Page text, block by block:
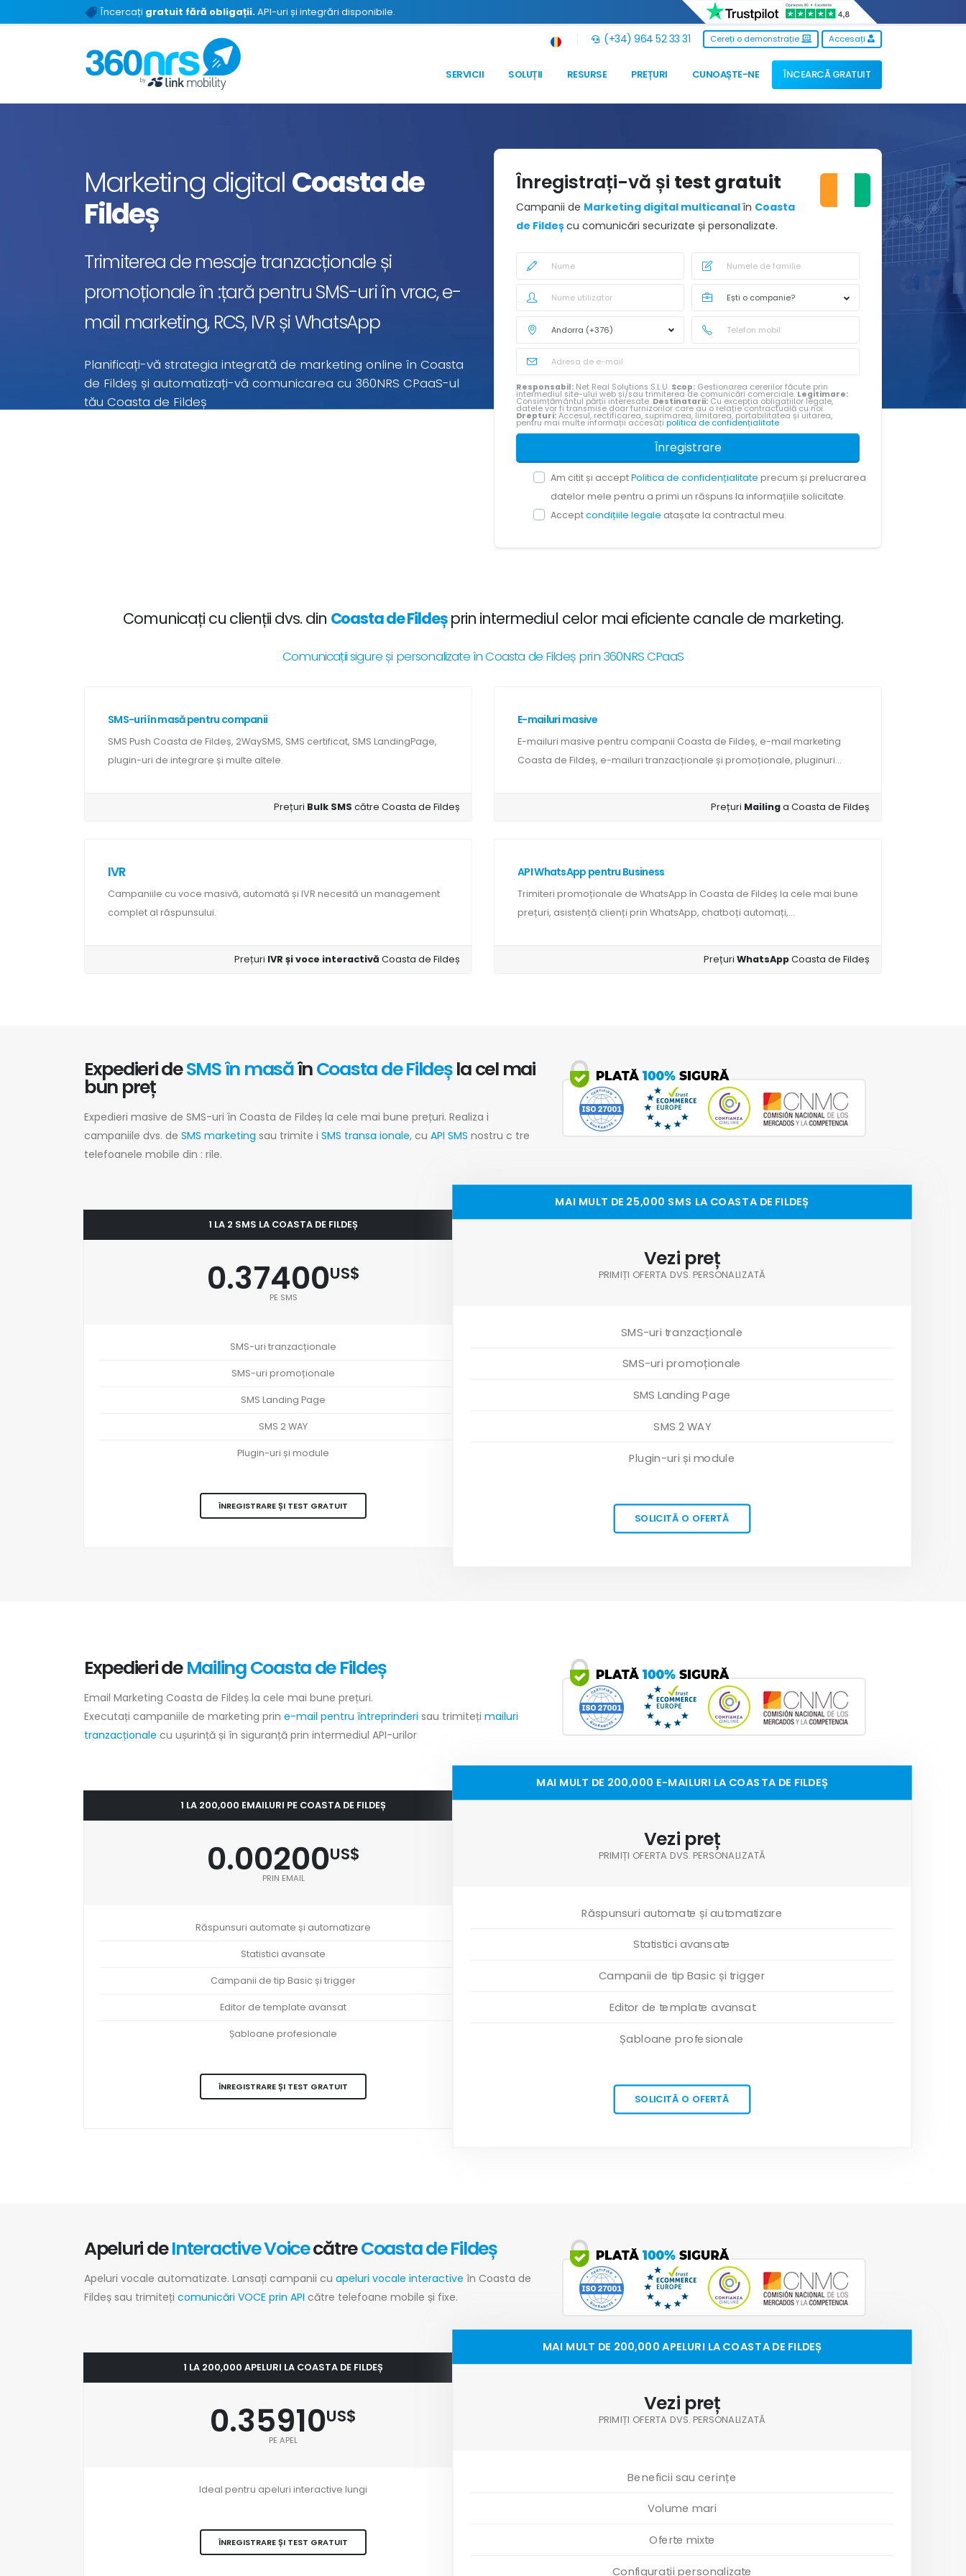
Încercați gratuit fără obligații.API-uri și integrări disponibile.
(+34) 964 52 33 31 Cereți o demonstrație Accesați
SERVICII SOLUȚII RESURSE PREȚURI CUNOAȘTE-NE ÎNCEARCĂ GRATUIT
Marketing digital Coasta de
Fildeș
Trimiterea de mesaje tranzacționale și
promoționale în :țară pentru SMS-uri în vrac, e-
mail marketing, RCS, IVR și WhatsApp
Planificați-vă strategia integrată de marketing online în Coasta
de Fildeș și automatizați-vă comunicarea cu 360NRS CPaaS-ul
tău Coasta de Fildeș
Înregistrați-vă și test gratuit
Campanii de Marketing digital multicanalîn Coasta
de Fildeșcu comunicări securizate și personalizate.
Responsabil: Net Real Solutions S.L.U. Scop: Gestionarea cererilor făcute prin
intermediul site-ului web și/sau trimiterea de comunicări comerciale. Legitimare:
Consimțământul părții interesate. Destinatarii: Cu excepția obligațiilor legale,
datele vor fi transmise doar furnizorilor care au o relație contractuală cu noi.
Drepturi: Accesul, rectificarea, suprimarea, limitarea, portabilitatea și uitarea,
pentru mai multe informații accesațipolitica de confidențialitate.
Înregistrare
Am citit și acceptPolitica de confidențialitateprecum și prelucrarea
datelor mele pentru a primi un răspuns la informațiile solicitate.
Acceptcondițiile legale atașate la contractul meu.
Comunicați cu clienții dvs. din Coasta de Fildeșprin intermediul celor mai eficiente canale de marketing.
Comunicații sigure și personalizate în Coasta de Fildeș prin 360NRS CPaaS
SMS-uri în masă pentru companii
SMS Push Coasta de Fildeș, 2WaySMS, SMS certificat, SMS LandingPage,
plugin-uri de integrare și multe altele.
Prețuri Bulk SMScătre Coasta de Fildeș
E-mailuri masive
E-mailuri masive pentru companii Coasta de Fildeș, e-mail marketing
Coasta de Fildeș, e-mailuri tranzacționale și promoționale, pluginuri...
Prețuri Mailinga Coasta de Fildeș
IVR
Campaniile cu voce masivă, automată și IVR necesită un management
complet al răspunsului.
Prețuri IVR și voce interactivăCoasta de Fildeș
API WhatsApp pentru Business
Trimiteri promoționale de WhatsApp în Coasta de Fildeș la cele mai bune
prețuri, asistență clienți prin WhatsApp, chatboți automați,...
PrețuriWhatsAppCoasta de Fildeș
Expedieri deSMS în masăînCoasta de Fildeșla cel mai
bun preț
Expedieri masive de SMS-uri în Coasta de Fildeș la cele mai bune prețuri. Realiza i
campaniile dvs. de SMS marketing sau trimite i SMS transa ionale, cu API SMS nostru c tre
telefoanele mobile din : rile.
1 LA 2 SMS LA COASTA DE FILDEȘ
0.37400US$
PE SMS
SMS-uri tranzacționale
SMS-uri promoționale
SMS Landing Page
SMS 2 WAY
Plugin-uri și module
ÎNREGISTRARE ȘI TEST GRATUIT
MAI MULT DE 25,000 SMS LA COASTA DE FILDEȘ
Vezi preț
PRIMIȚI OFERTA DVS. PERSONALIZATĂ
SMS-uri tranzacționale
SMS-uri promoționale
SMS Landing Page
SMS 2 WAY
Plugin-uri și module
SOLICITĂ O OFERTĂ
Expedieri deMailing Coasta de Fildeș
Email Marketing Coasta de Fildeș la cele mai bune prețuri.
Executați campaniile de marketing prin e-mail pentru întreprinderi sau trimiteți mailuri
tranzacționale cu ușurință și în siguranță prin intermediul API-urilor
1 LA 200,000 EMAILURI PE COASTA DE FILDEȘ
0.00200US$
PRIN EMAIL
Răspunsuri automate și automatizare
Statistici avansate
Campanii de tip Basic și trigger
Editor de template avansat
Șabloane profesionale
ÎNREGISTRARE ȘI TEST GRATUIT
MAI MULT DE 200,000 E-MAILURI LA COASTA DE FILDEȘ
Vezi preț
PRIMIȚI OFERTA DVS. PERSONALIZATĂ
Răspunsuri automate și automatizare
Statistici avansate
Campanii de tip Basic și trigger
Editor de template avansat
Șabloane profesionale
SOLICITĂ O OFERTĂ
Apeluri deInteractive VoicecătreCoasta de Fildeș
Apeluri vocale automatizate. Lansați campanii cu apeluri vocale interactive în Coasta de
Fildeș sau trimiteți comunicări VOCE prin API către telefoane mobile și fixe.
1 LA 200,000 APELURI LA COASTA DE FILDEȘ
0.35910US$
PE APEL
Ideal pentru apeluri interactive lungi
ÎNREGISTRARE ȘI TEST GRATUIT
MAI MULT DE 200,000 APELURI LA COASTA DE FILDEȘ
Vezi preț
PRIMIȚI OFERTA DVS. PERSONALIZATĂ
Beneficii sau cerințe
Volume mari
Oferte mixte
Configurații personalizate